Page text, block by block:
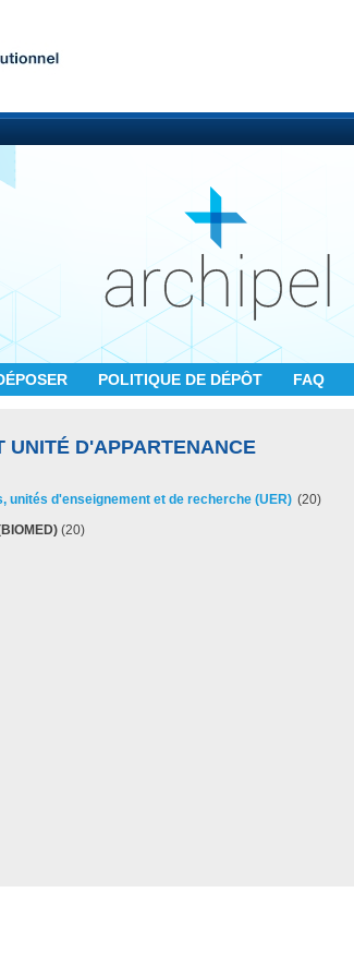
POLITIQUE DE DÉPÔT FAQ
UNITÉ D'APPARTENANCE
unités d'enseignement et de recherche (UER) (20)
(20)